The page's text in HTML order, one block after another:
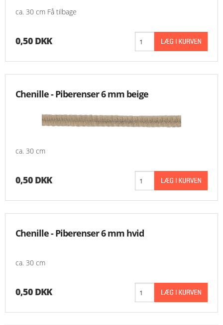
ca. 30 cm Få tilbage
0,50 DKK
Chenille - Piberenser 6 mm beige
ca. 30 cm
0,50 DKK
Chenille - Piberenser 6 mm hvid
ca. 30 cm
0,50 DKK